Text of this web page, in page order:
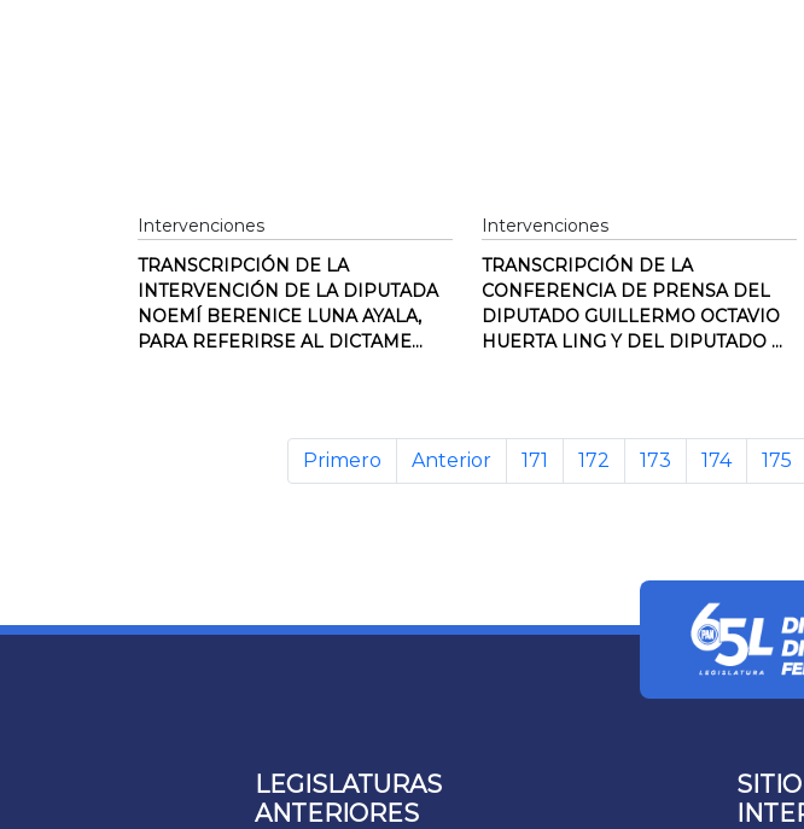
Intervenciones
TRANSCRIPCIÓN DE LA
INTERVENCIÓN DE LA DIPUTADA
NOEMÍ BERENICE LUNA AYALA,
PARA REFERIRSE AL DICTAME...
Intervenciones
TRANSCRIPCIÓN DE LA
CONFERENCIA DE PRENSA DEL
DIPUTADO GUILLERMO OCTAVIO
HUERTA LING Y DEL DIPUTADO ...
Primero Anterior 171 172 173 174 175
LEGISLATURAS
ANTERIORES